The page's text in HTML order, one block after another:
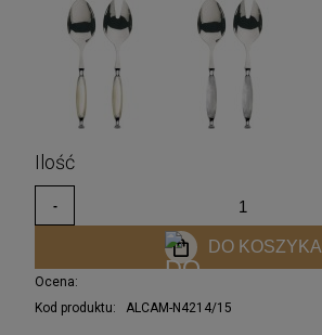
DO KOSZYKA
Ocena:
Kod produktu:
ALCAM-N4214/15